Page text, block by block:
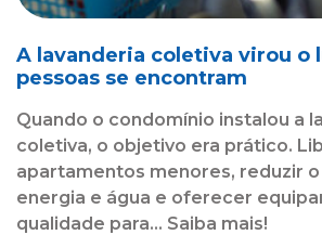
A lavanderia coletiva virou o
pessoas se encontram
Quando o condomínio instalou a
coletiva, o objetivo era prático.
apartamentos menores, reduzir
energia e água e oferecer
qualidade para... Saiba mais!